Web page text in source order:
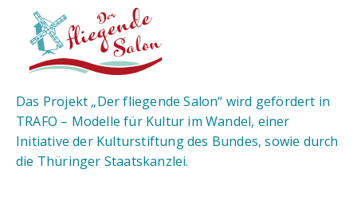
Das Projekt „Der fliegende Salon“ wird gefördert in
TRAFO – Modelle für Kultur im Wandel, einer
Initiative der Kulturstiftung des Bundes, sowie durch
die Thüringer Staatskanzlei.